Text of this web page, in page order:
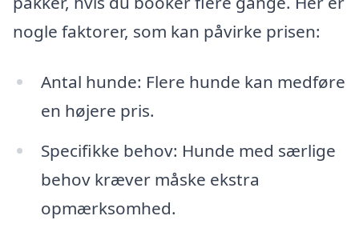
nogle faktorer, som kan påvirke prisen:
Antal hunde: Flere hunde kan medføre
en højere pris.
Specifikke behov: Hunde med særlige
behov kræver måske ekstra
opmærksomhed.